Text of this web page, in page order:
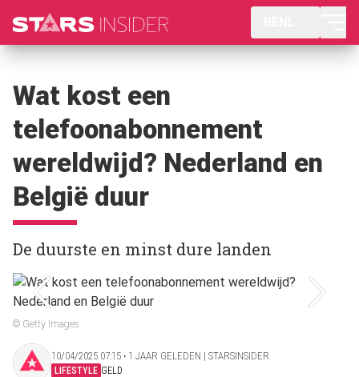
Wat kost een
telefoonabonnement
wereldwijd? Nederland en
België duur
De duurste en minst dure landen
© Getty Images
10/04/2025 07:15 ‧ 1 JAAR GELEDEN | STARSINSIDER
LIFESTYLE GELD